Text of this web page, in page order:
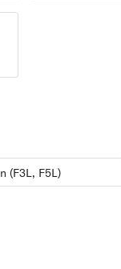
(F3L, F5L)